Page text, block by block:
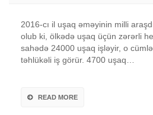
2016-cı il uşaq əməyinin milli
olub ki, ölkədə uşaq üçün zərərli
sahədə 24000 uşaq işləyir, o
təhlükəli iş görür. 4700 uşaq…
READ MORE